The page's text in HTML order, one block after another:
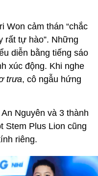
Won cảm thán “chắc
rất tự hào”. Những
diễn bằng tiếng sáo
xúc động. Khi nghe
trưa, cô ngẫu hứng
Nguyên và 3 thành
Stem Plus Lion cũng
riêng.